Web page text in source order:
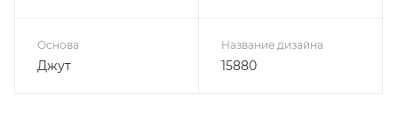
Основа
Джут
Название дизайна
15880